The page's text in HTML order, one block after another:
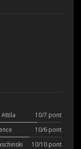
Attila
10/7 pont
10/6 pont
10/10 pont